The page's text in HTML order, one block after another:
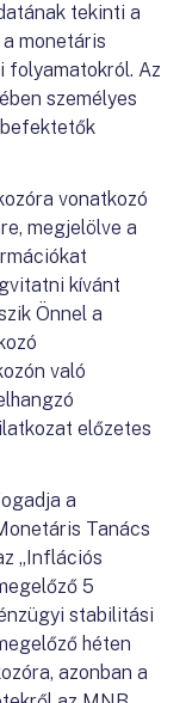
tekinti a
monetáris
folyamatokról. Az
személyes
vonatkozó
megjelölve a
kívánt
Önnel a
való
előzetes
a
Tanács
„Inflációs
5
stabilitási
héten
azonban a